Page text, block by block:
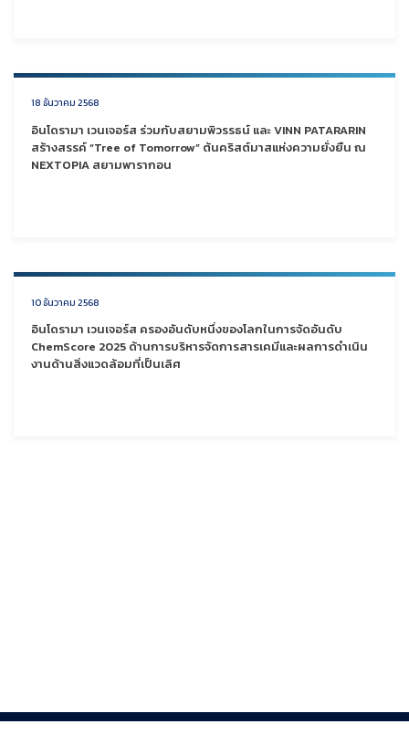
18 ธันวาคม 2568
อินโดรามา เวนเจอร์ส ร่วมกับสยามพิวรรธน์ และ VINN PATARARIN
สร้างสรรค์ “Tree of Tomorrow” ต้นคริสต์มาสแห่งความยั่งยืน ณ
NEXTOPIA สยามพารากอน
10 ธันวาคม 2568
อินโดรามา เวนเจอร์ส ครองอันดับหนึ่งของโลกในการจัดอันดับ
ChemScore 2025 ด้านการบริหารจัดการสารเคมีและผลการดำเนิน
งานด้านสิ่งแวดล้อมที่เป็นเลิศ